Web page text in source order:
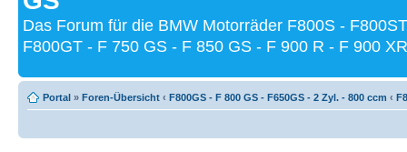
Das Forum für die BMW Motorräder F800S -
F800GT - F 750 GS - F 850 GS - F 900 R - F 900
Portal » Foren-Übersicht ‹ F800GS - F 800 GS - F650GS - 2 Zyl. - 800 ccm ‹